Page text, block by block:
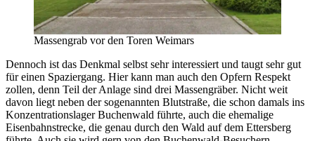
Massengrab vor den Toren Weimars
Dennoch ist das Denkmal selbst sehr interessiert und taugt sehr gut
für einen Spaziergang. Hier kann man auch den Opfern Respekt
zollen, denn Teil der Anlage sind drei Massengräber. Nicht weit
davon liegt neben der sogenannten Blutstraße, die schon damals ins
Konzentrationslager Buchenwald führte, auch die ehemalige
Eisenbahnstrecke, die genau durch den Wald auf dem Ettersberg